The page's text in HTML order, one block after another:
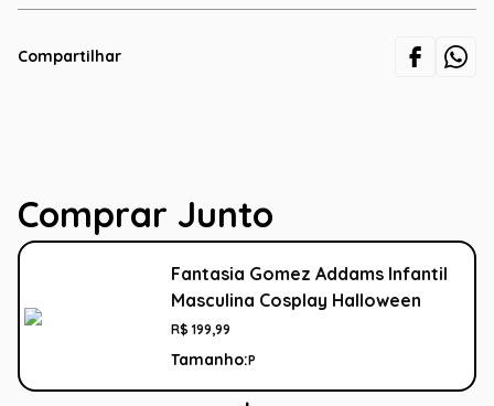
Compartilhar
Comprar Junto
Fantasia Gomez Addams Infantil
Masculina Cosplay Halloween
R$ 199,99
Tamanho:P